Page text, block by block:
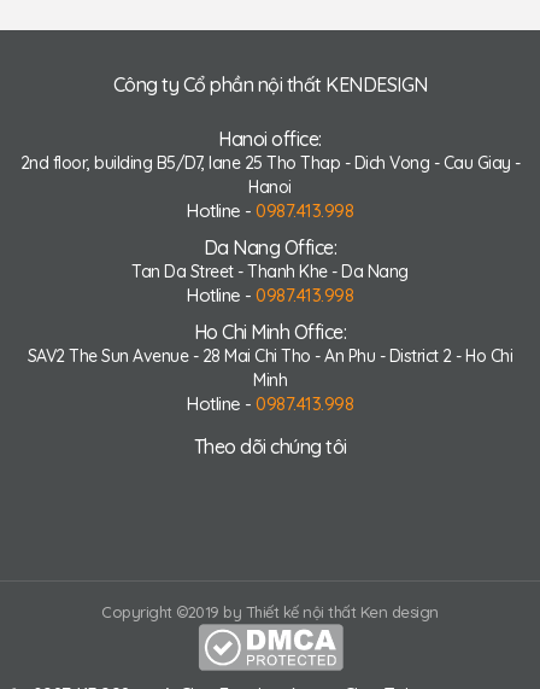
Công ty Cổ phần nội thất KENDESIGN
Hanoi office:
2nd floor, building B5/D7, lane 25 Tho Thap - Dich Vong - Cau Giay -
Hanoi
Hotline - 0987.413.998
Da Nang Office:
Tan Da Street - Thanh Khe - Da Nang
Hotline - 0987.413.998
Ho Chi Minh Office:
SAV2 The Sun Avenue - 28 Mai Chi Tho - An Phu - District 2 - Ho Chi
Minh
Hotline - 0987.413.998
Theo dõi chúng tôi
Copyright ©2019 by Thiết kế nội thất Ken design